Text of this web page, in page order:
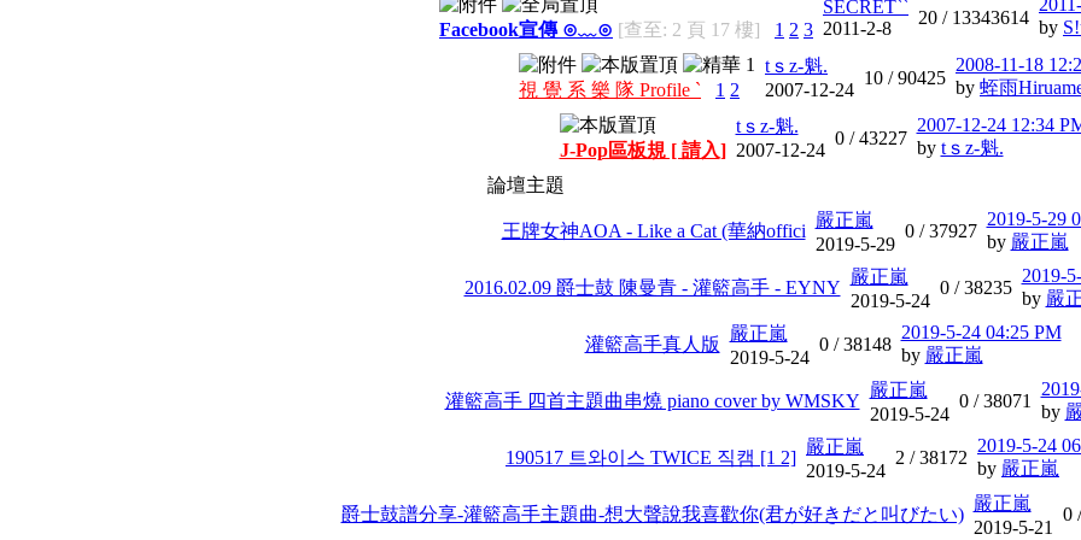
Facebook宣傳 ⊙﹏⊙ [查至: 2 頁 17 樓] 1 2 3
SECRET``
2011-2-8
20 / 13343614 by
視 覺 系 樂 隊 Profile ` 1 2
tｓz-魁.
2007-12-24
10 /90425
2008-11-18
by 蛭雨
J-Pop區板規 [ 請入]
tｓz-魁.
2007-12-24
0 /43227
2007-12-24 12:34
by tｓz-魁.
論壇主題
王牌女神AOA - Like a Cat (華納offici
嚴正嵐
2019-5-29
0 /37927
2019-5-29
by 嚴正嵐
2016.02.09 爵士鼓 陳曼青 - 灌籃高手 - EYNY
嚴正嵐
2019-5-24
0 /38235
2019-
by 嚴
灌籃高手真人版
嚴正嵐
2019-5-24
0 /38148
2019-5-24 04:25 PM
by 嚴正嵐
灌籃高手 四首主題曲串燒 piano cover by WMSKY
嚴正嵐
2019-5-24
0 /38071
by
190517 트와이스 TWICE 직캠 [1 2]
嚴正嵐
2019-5-24
2 /38172
2019-5-24
by 嚴正嵐
爵士鼓譜分享-灌籃高手主題曲-想大聲說我喜歡你(君が好きだと叫びたい)
嚴正嵐
2019-5-21
0